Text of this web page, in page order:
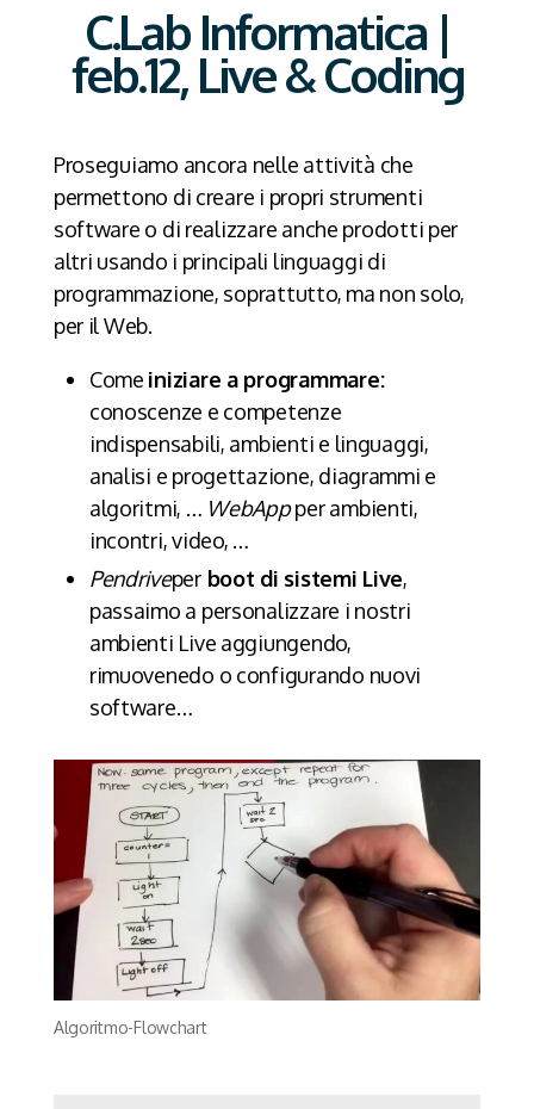
C.Lab Informatica |
feb.12, Live & Coding
Proseguiamo ancora nelle attività che
permettono di creare i propri strumenti
software o di realizzare anche prodotti per
altri usando i principali linguaggi di
programmazione, soprattutto, ma non solo,
per il Web.
Come iniziare a programmare:
conoscenze e competenze
indispensabili, ambienti e linguaggi,
analisi e progettazione, diagrammi e
algoritmi, … WebAppper ambienti,
incontri, video, …
Pendriveperboot di sistemi Live,
passaimo a personalizzare i nostri
ambienti Live aggiungendo,
rimuovenedo o configurando nuovi
software…
Algoritmo-Flowchart